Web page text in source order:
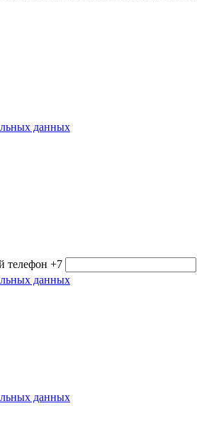
данных
телефон +7
данных
данных